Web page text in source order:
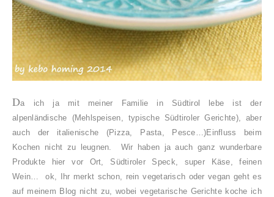
Da ich ja mit meiner Familie in Südtirol lebe ist der
alpenländische (Mehlspeisen, typische Südtiroler Gerichte), aber
auch der italienische (Pizza, Pasta, Pesce…)Einfluss beim
Kochen nicht zu leugnen. Wir haben ja auch ganz wunderbare
Produkte hier vor Ort, Südtiroler Speck, super Käse, feinen
Wein… ok, Ihr merkt schon, rein vegetarisch oder vegan geht es
auf meinem Blog nicht zu, wobei vegetarische Gerichte koche ich